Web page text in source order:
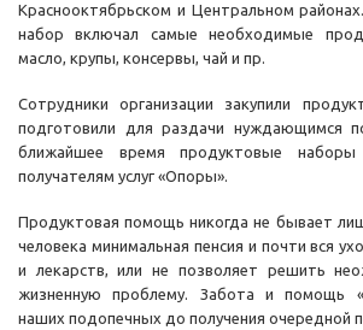
Краснооктябрьском и Центральном
набор включал самые необходимые
масло, крупы, консервы, чай и пр.
Сотрудники организации закупили
подготовили для раздачи нуждающимся
ближайшее время продуктовые наборы
получателям услуг «Опоры».
Продуктовая помощь никогда не бывает
человека минимальная пенсия и почти вся
и лекарств, или не позволяет решить
жизненную проблему. Забота и помощь
наших подопечных до получения очередной